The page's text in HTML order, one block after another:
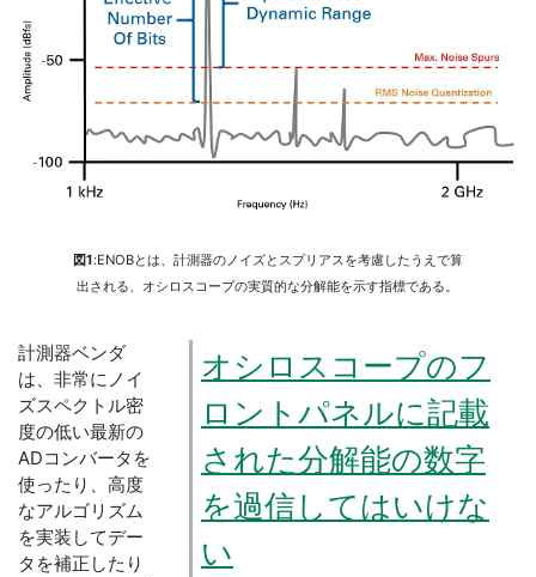
図1:ENOBとは、計測器のノイズとスプリアスを考慮したうえで算
出される、オシロスコープの実質的な分解能を示す指標である。
オシロスコープのフ
ロントパネルに記載
された分解能の数字
を過信してはいけな
い
計測器ベンダ
は、非常にノイ
ズスペクトル密
度の低い最新の
ADコンバータを
使ったり、高度
なアルゴリズム
を実装してデー
タを補正したり